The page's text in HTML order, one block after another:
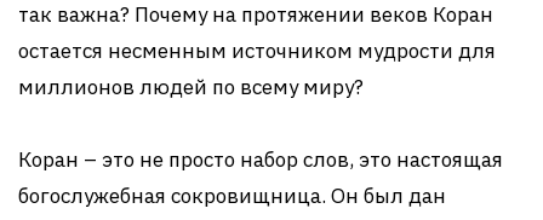
так важна? Почему на протяжении веков Коран
остается несменным источником мудрости для
миллионов людей по всему миру?
Коран – это не просто набор слов, это настоящая
богослужебная сокровищница. Он был дан